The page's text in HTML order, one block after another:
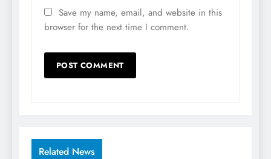
Save my name, email, and website in this
browser for the next time I comment.
Related News